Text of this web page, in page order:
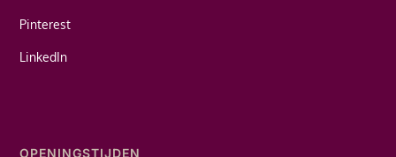
Pinterest
LinkedIn
OPENINGSTIJDEN